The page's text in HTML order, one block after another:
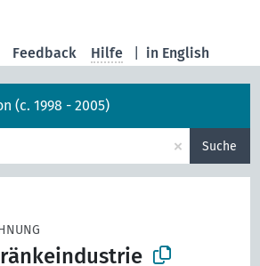
in English
Feedback Hilfe
(c. 1998 - 2005)
× Suche